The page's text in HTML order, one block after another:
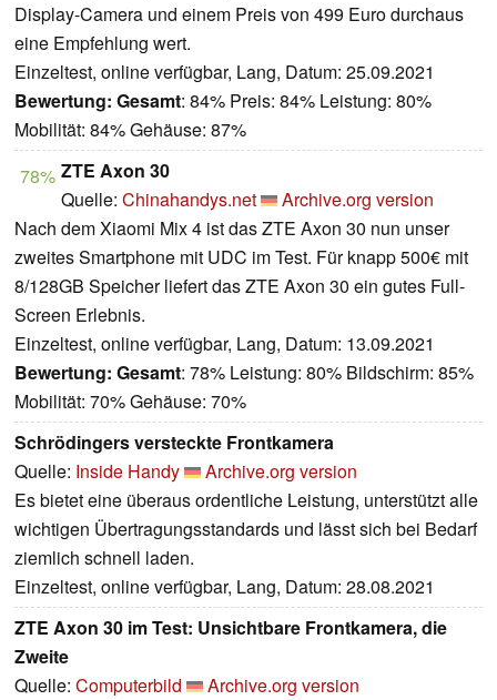
Display-Camera und einem Preis von 499 Euro durchaus
eine Empfehlung wert.
Einzeltest, online verfügbar, Lang, Datum: 25.09.2021
Bewertung: Gesamt: 84% Preis: 84% Leistung: 80%
Mobilität: 84% Gehäuse: 87%
78% ZTE Axon 30
Quelle: Chinahandys.net
Archive.org version
Nach dem Xiaomi Mix 4 ist das ZTE Axon 30 nun unser
zweites Smartphone mit UDC im Test. Für knapp 500€ mit
8/128GB Speicher liefert das ZTE Axon 30 ein gutes Full-
Screen Erlebnis.
Einzeltest, online verfügbar, Lang, Datum: 13.09.2021
Bewertung: Gesamt: 78% Leistung: 80% Bildschirm: 85%
Mobilität: 70% Gehäuse: 70%
Schrödingers versteckte Frontkamera
Quelle: Inside Handy
Archive.org version
Es bietet eine überaus ordentliche Leistung, unterstützt alle
wichtigen Übertragungsstandards und lässt sich bei Bedarf
ziemlich schnell laden.
Einzeltest, online verfügbar, Lang, Datum: 28.08.2021
ZTE Axon 30 im Test: Unsichtbare Frontkamera, die
Zweite
Quelle: Computerbild
Archive.org version